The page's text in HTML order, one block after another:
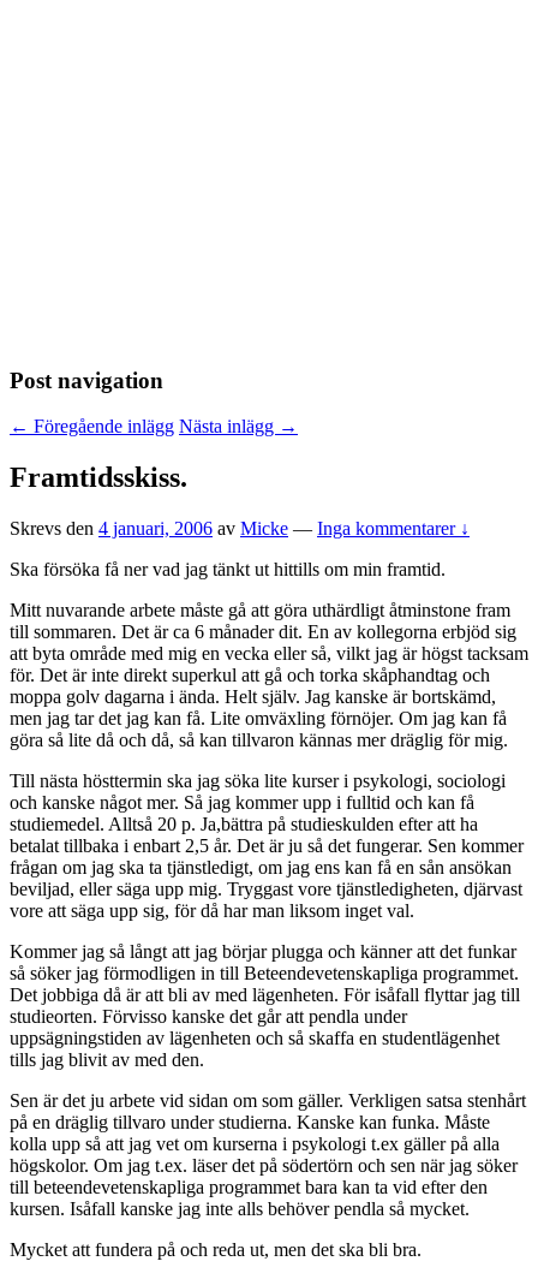
Post navigation
← Föregående inlägg Nästa inlägg →
Framtidsskiss.
Skrevs den 4 januari, 2006 av Micke — Inga kommentarer ↓
Ska försöka få ner vad jag tänkt ut hittills om min framtid.
Mitt nuvarande arbete måste gå att göra uthärdligt åtminstone fram
till sommaren. Det är ca 6 månader dit. En av kollegorna erbjöd sig
att byta område med mig en vecka eller så, vilkt jag är högst tacksam
för. Det är inte direkt superkul att gå och torka skåphandtag och
moppa golv dagarna i ända. Helt själv. Jag kanske är bortskämd,
men jag tar det jag kan få. Lite omväxling förnöjer. Om jag kan få
göra så lite då och då, så kan tillvaron kännas mer dräglig för mig.
Till nästa hösttermin ska jag söka lite kurser i psykologi, sociologi
och kanske något mer. Så jag kommer upp i fulltid och kan få
studiemedel. Alltså 20 p. Ja,bättra på studieskulden efter att ha
betalat tillbaka i enbart 2,5 år. Det är ju så det fungerar. Sen kommer
frågan om jag ska ta tjänstledigt, om jag ens kan få en sån ansökan
beviljad, eller säga upp mig. Tryggast vore tjänstledigheten, djärvast
vore att säga upp sig, för då har man liksom inget val.
Kommer jag så långt att jag börjar plugga och känner att det funkar
så söker jag förmodligen in till Beteendevetenskapliga programmet.
Det jobbiga då är att bli av med lägenheten. För isåfall flyttar jag till
studieorten. Förvisso kanske det går att pendla under
uppsägningstiden av lägenheten och så skaffa en studentlägenhet
tills jag blivit av med den.
Sen är det ju arbete vid sidan om som gäller. Verkligen satsa stenhårt
på en dräglig tillvaro under studierna. Kanske kan funka. Måste
kolla upp så att jag vet om kurserna i psykologi t.ex gäller på alla
högskolor. Om jag t.ex. läser det på södertörn och sen när jag söker
till beteendevetenskapliga programmet bara kan ta vid efter den
kursen. Isåfall kanske jag inte alls behöver pendla så mycket.
Mycket att fundera på och reda ut, men det ska bli bra.